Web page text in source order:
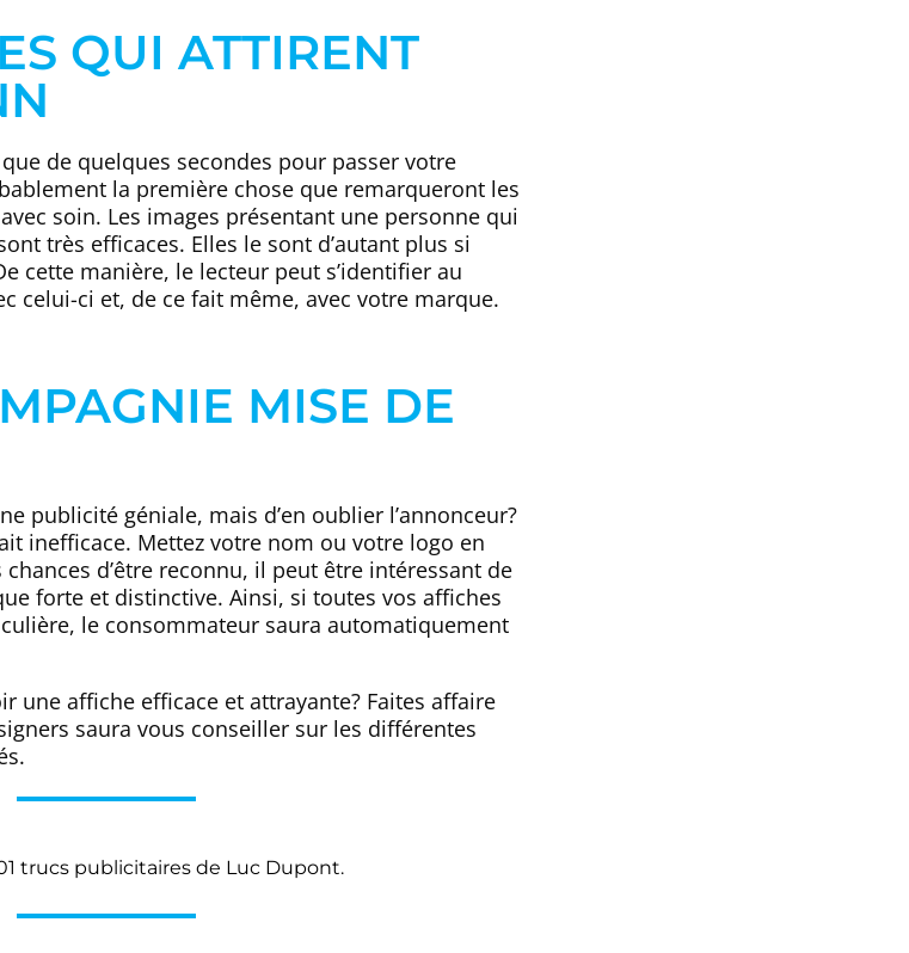
QUI ATTIRENT
de quelques secondes pour passer votre
la première chose que remarqueront les
soin. Les images présentant une personne qui
très efficaces. Elles le sont d’autant plus si
cette manière, le lecteur peut s’identifier au
celui-ci et, de ce fait même, avec votre marque.
MISE DE
publicité géniale, mais d’en oublier l’annonceur?
inefficace. Mettez votre nom ou votre logo en
chances d’être reconnu, il peut être intéressant de
forte et distinctive. Ainsi, si toutes vos affiches
le consommateur saura automatiquement
une affiche efficace et attrayante? Faites affaire
saura vous conseiller sur les différentes
trucs publicitaires de Luc Dupont.